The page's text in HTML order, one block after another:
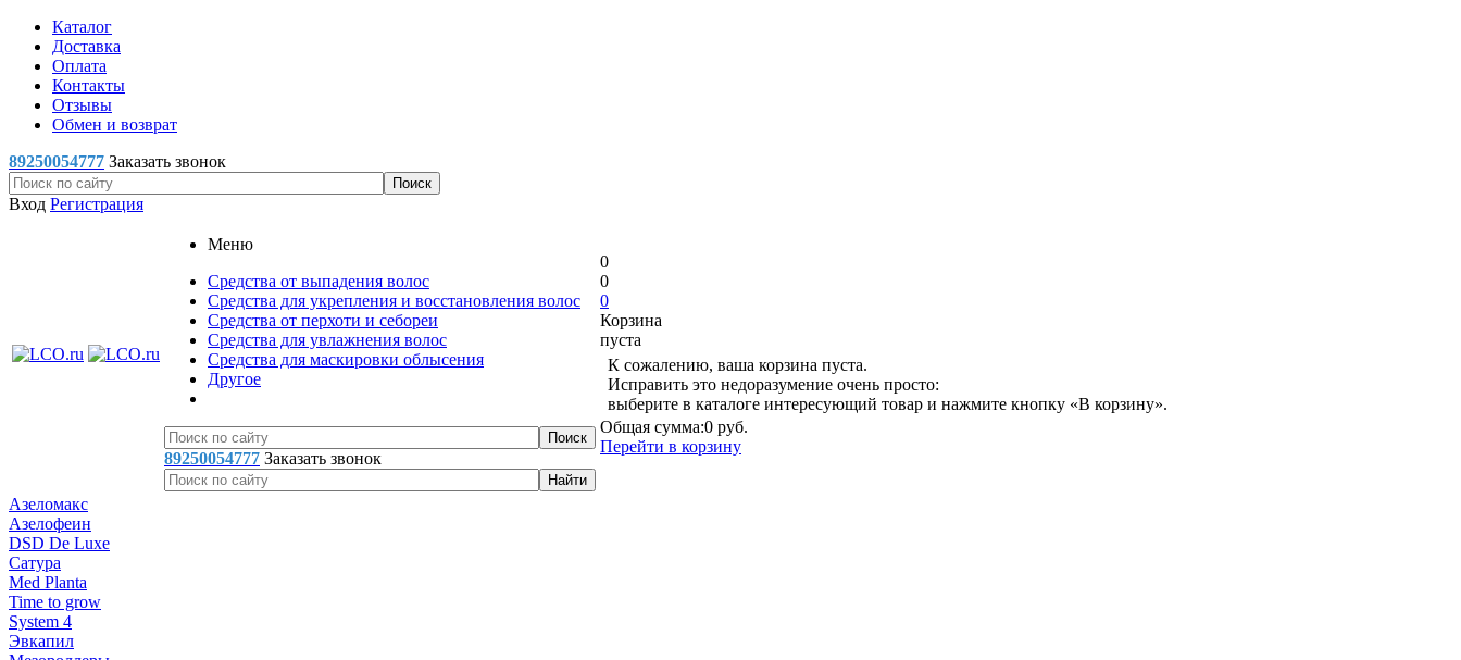
Каталог
Доставка
Оплата
Контакты
Отзывы
Обмен и возврат
89250054777 Заказать звонок
Вход Регистрация
Меню
Средства от выпадения волос
Средства для укрепления и восстановления волос
Средства от перхоти и себореи
Средства для увлажнения волос
Средства для маскировки облысения
Другое
89250054777 Заказать звонок
0
0
0
Корзина
пуста
К сожалению, ваша корзина пуста.
Исправить это недоразумение очень просто:
выберите в каталоге интересующий товар и нажмите кнопку «В корзину».
Общая сумма:0 руб.
Перейти в корзину
Азеломакс
Азелофеин
DSD De Luxe
Сатура
Med Planta
Time to grow
System 4
Эвкапил